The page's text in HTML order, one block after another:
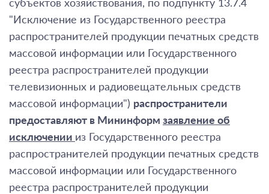
"Исключение из Государственного реестра
распространителей продукции печатных средств
массовой информации или Государственного
реестра распространителей продукции
телевизионных и радиовещательных средств
массовой информации") распространители
предоставляют в Мининформ заявление об
исключении из Государственного реестра
распространителей продукции печатных средств
массовой информации или Государственного
реестра распространителей продукции